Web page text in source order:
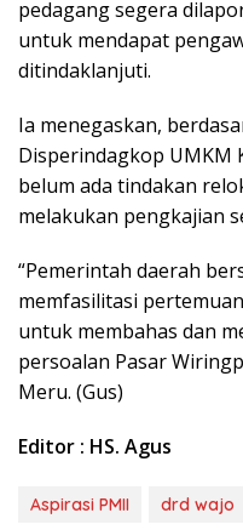
pedagang segera
untuk mendapat
ditindaklanjuti.
Ia menegaskan,
Disperindagkop UMKM
belum ada tindakan
melakukan pengkajian
“Pemerintah daerah
memfasilitasi
untuk membahas dan
persoalan Pasar
Meru. (Gus)
Editor : HS. Agus
Aspirasi PMII drd wajo